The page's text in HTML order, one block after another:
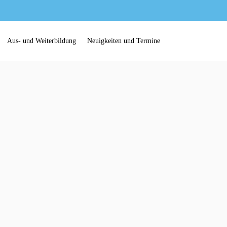
Aus- und Weiterbildung Neuigkeiten und Termine